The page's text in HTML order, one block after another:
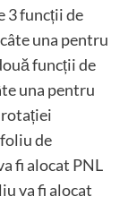
3 funcții de
una pentru
funcții de
una pentru
rotației
de
fi alocat PNL
va fi alocat